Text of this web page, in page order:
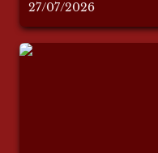
27/07/2026
INSOSTENIBILE: